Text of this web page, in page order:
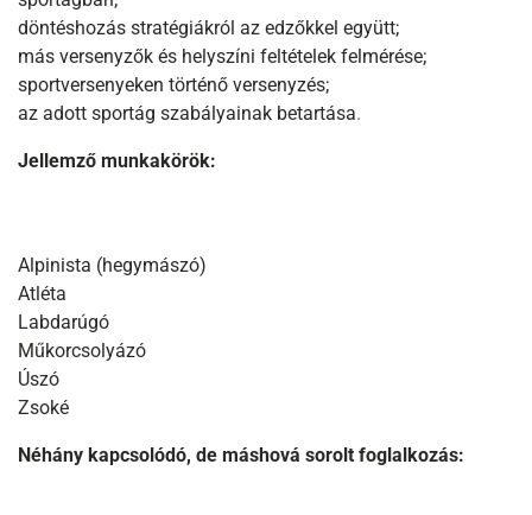
döntéshozás stratégiákról az edzőkkel együtt;
más versenyzők és helyszíni feltételek felmérése;
sportversenyeken történő versenyzés;
az adott sportág szabályainak betartása.
Jellemző munkakörök:
Alpinista (hegymászó)
Atléta
Labdarúgó
Műkorcsolyázó
Úszó
Zsoké
Néhány kapcsolódó, de máshová sorolt foglalkozás: